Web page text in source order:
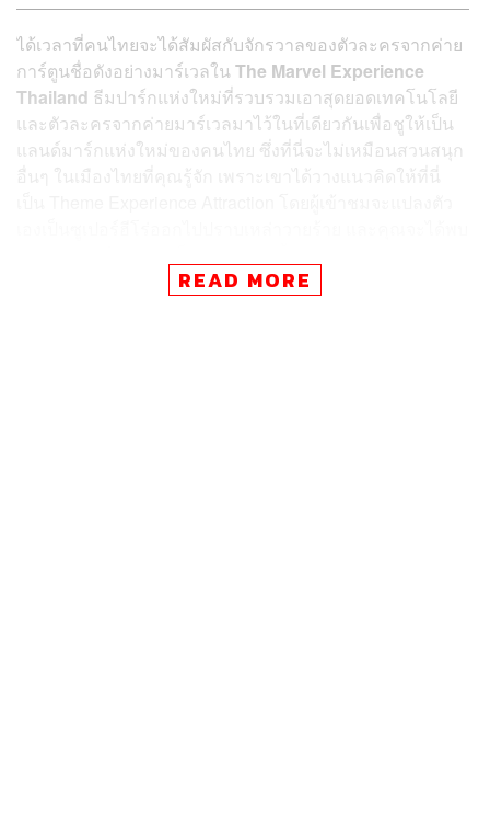
ได้เวลาที่คนไทยจะได้สัมผัสกับจักรวาลของตัวละครจากค่าย
การ์ตูนชื่อดังอย่างมาร์เวลในThe Marvel Experience
Thailand ธีมปาร์กแห่งใหม่ที่รวบรวมเอาสุดยอดเทคโนโลยี
และตัวละครจากค่ายมาร์เวลมาไว้ในที่เดียวกันเพื่อชูให้เป็น
แลนด์มาร์กแห่งใหม่ของคนไทย ซึ่งที่นี่จะไม่เหมือนสวนสนุก
Man, Hulk, Thor, Black Widow, Wolverine และ Captain
READ MORE